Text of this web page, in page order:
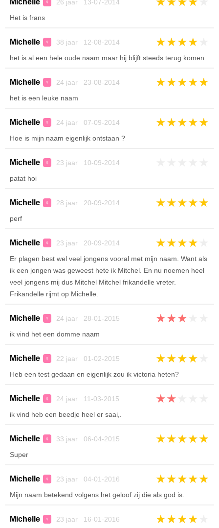
Michelle ♀ 26 jaar 13-07-2014
Het is frans
Michelle ♀ 38 jaar 12-08-2014 ★★★★
het is al een hele oude naam maar hij blijft steeds terug komen
Michelle ♀ 24 jaar 23-08-2014 ★★★★★
het is een leuke naam
Michelle ♀ 24 jaar 07-09-2014 ★★★★★
Hoe is mijn naam eigenlijk ontstaan ?
Michelle ♀ 23 jaar 10-09-2014
patat hoi
Michelle ♀ 28 jaar 20-09-2014 ★★★★★
perf
Michelle ♀ 23 jaar 20-09-2014 ★★★★
Er plagen best wel veel jongens vooral met mijn naam. Want als
ik een jongen was geweest hete ik Mitchel. En nu noemen heel
veel jongens mij dus Mitchel Mitchel frikandelle vreter.
Frikandelle rijmt op Michelle.
Michelle ♀ 24 jaar 28-01-2015 ★★★
ik vind het een domme naam
Michelle ♀ 22 jaar 01-02-2015 ★★★★
Heb een test gedaan en eigenlijk zou ik victoria heten?
Michelle ♀ 24 jaar 11-03-2015 ★★
ik vind heb een beedje heel er saai,.
Michelle ♀ 33 jaar 06-04-2015 ★★★★★
Super
Michelle ♀ 23 jaar 04-01-2016 ★★★★★
Mijn naam betekend volgens het geloof zij die als god is.
Michelle ♀ 23 jaar 16-01-2016 ★★★★